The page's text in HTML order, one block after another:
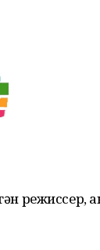
режиссер,